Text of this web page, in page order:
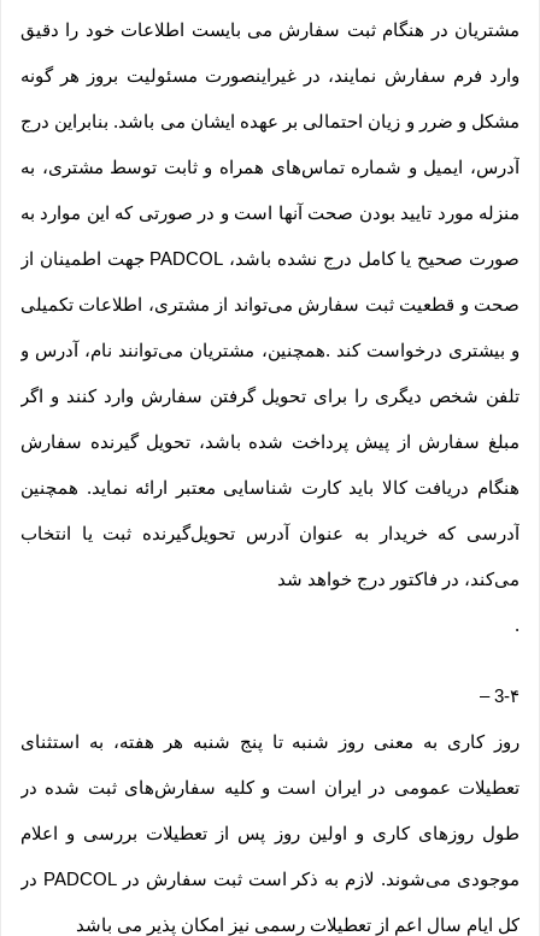
مشتریان در هنگام ثبت سفارش می بایست اطلاعات خود را دقیق
وارد فرم سفارش نمایند، در غیراینصورت مسئولیت بروز هر گونه
مشکل و ضرر و زیان احتمالی بر عهده ایشان می باشد. بنابراین درج
آدرس، ایمیل و شماره تماس‌های همراه و ثابت توسط مشتری، به
منزله مورد تایید بودن صحت آنها است و در صورتی که این موارد به
صورت صحیح یا کامل درج نشده باشد، PADCOL جهت اطمینان از
صحت و قطعیت ثبت سفارش می‌تواند از مشتری، اطلاعات تکمیلی
و بیشتری درخواست کند .همچنین، مشتریان می‌توانند نام، آدرس و
تلفن شخص دیگری را برای تحویل گرفتن سفارش وارد کنند و اگر
مبلغ سفارش از پیش پرداخت شده باشد، تحویل گیرنده سفارش
هنگام دریافت کالا باید کارت شناسایی معتبر ارائه نماید. همچنین
آدرسی که خریدار به عنوان آدرس تحویل‌گیرنده ثبت یا انتخاب
می‌کند، در فاکتور درج خواهد شد
.
3-۴–
روز کاری به معنی روز شنبه تا پنج شنبه هر هفته، به استثنای
تعطیلات عمومی در ایران است و کلیه سفارش‏‌های ثبت شده در
طول روزهای کاری و اولین روز پس از تعطیلات بررسی و اعلام
موجودی می‌‏شوند. لازم به ذکر است ثبت سفارش در PADCOL در
کل ایام سال اعم از تعطیلات رسمی نیز امکان پذیر می باشد